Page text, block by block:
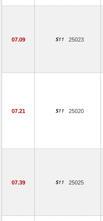
07.09 25023
07.21 25020
07.39 25025